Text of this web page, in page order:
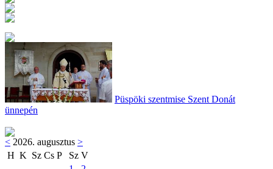
Püspöki szentmise Szent Donát
ünnepén
< 2026. augusztus >
H K Sz Cs P Sz V